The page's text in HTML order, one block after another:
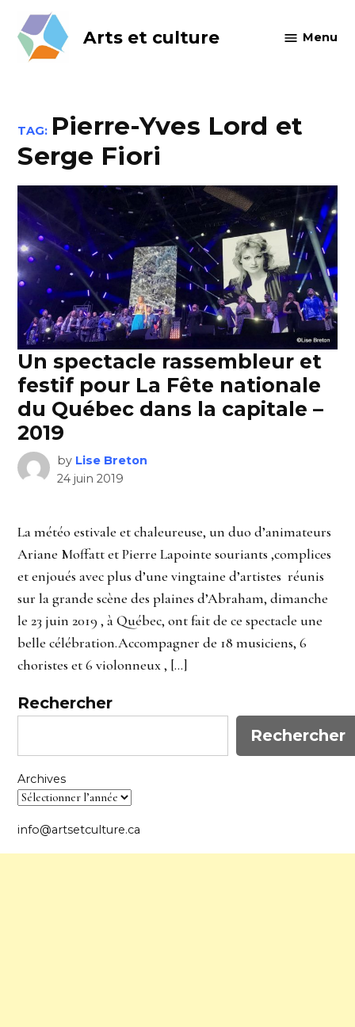
content
Arts et culture Menu
TAG: Pierre-Yves Lord et
Serge Fiori
Un spectacle rassembleur et
festif pour La Fête nationale
du Québec dans la capitale –
2019
by Lise Breton
24 juin 2019
La météo estivale et chaleureuse, un duo d’animateurs
Ariane Moffatt et Pierre Lapointe souriants ,complices
et enjoués avec plus d’une vingtaine d’artistes réunis
sur la grande scène des plaines d’Abraham, dimanche
le 23 juin 2019 , à Québec, ont fait de ce spectacle une
belle célébration.Accompagner de 18 musiciens, 6
choristes et 6 violonneux , […]
Rechercher
Rechercher
Archives
info@artsetculture.ca